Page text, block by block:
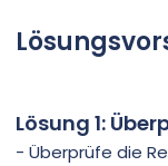
Lösung 1:
- Überprüfe die